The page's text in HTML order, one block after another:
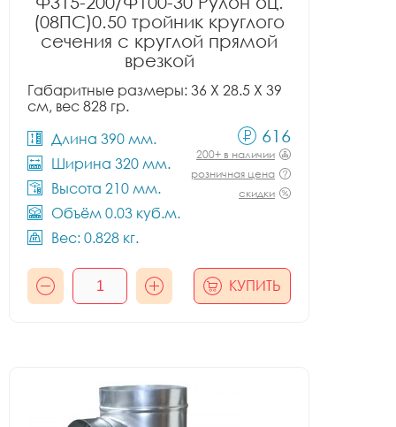
(08ПС)0.50 тройник круглого
сечения с круглой прямой
врезкой
Габаритные размеры: 36 X 28.5 X 39
см, вес 828 гр.
Длина 390 мм.
Ширина 320 мм.
Высота 210 мм.
Объём 0.03 куб.м.
Вес: 0.828 кг.
616
200+ в наличии
розничная цена
скидки
КУПИТЬ